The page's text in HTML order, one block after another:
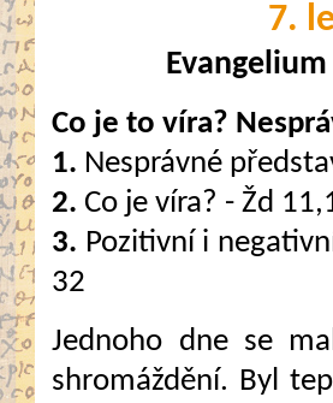
7.
Co je to víra?
1. Nesprávné
2. Co je víra? - Žd
3. Pozitivní i
32
Jednoho dne se
shromáždění. Byl